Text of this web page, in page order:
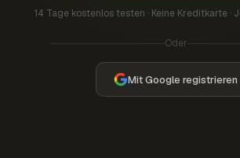
14 Tage kostenlos testen · Keine Kreditkarte
Oder
Mit Google registrieren